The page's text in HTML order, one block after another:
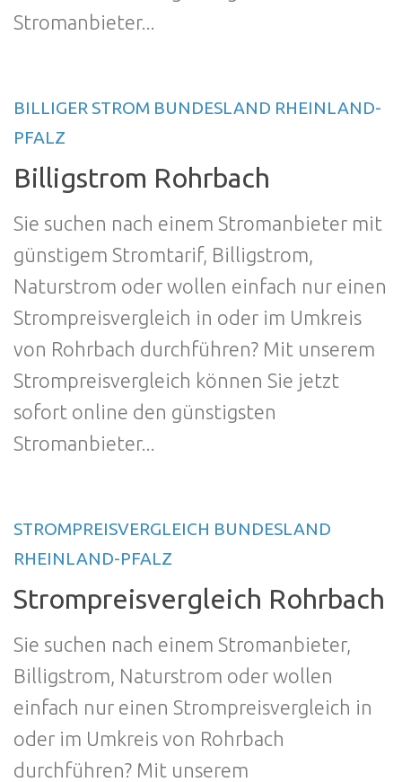
Stromanbieter...
BILLIGER STROM BUNDESLAND RHEINLAND-
PFALZ
Billigstrom Rohrbach
Sie suchen nach einem Stromanbieter mit
günstigem Stromtarif, Billigstrom,
Naturstrom oder wollen einfach nur einen
Strompreisvergleich in oder im Umkreis
von Rohrbach durchführen? Mit unserem
Strompreisvergleich können Sie jetzt
sofort online den günstigsten
Stromanbieter...
STROMPREISVERGLEICH BUNDESLAND
RHEINLAND-PFALZ
Strompreisvergleich Rohrbach
Sie suchen nach einem Stromanbieter,
Billigstrom, Naturstrom oder wollen
einfach nur einen Strompreisvergleich in
oder im Umkreis von Rohrbach
durchführen? Mit unserem